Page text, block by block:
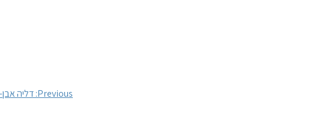
ניווט
Previous: דליה